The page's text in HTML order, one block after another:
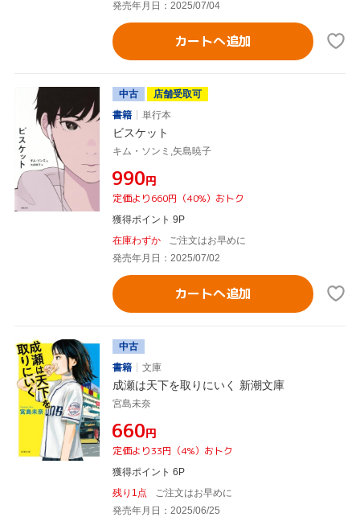
発売年月日：2025/07/04
カートへ追加
中古
店舗受取可
書籍
単行本
ビスケット
キム・ソンミ,矢島暁子
¥990円
定価より660円（40%）おトク
獲得ポイント 9P
在庫わずか
ご注文はお早めに
発売年月日：2025/07/02
カートへ追加
中古
書籍
文庫
成瀬は天下を取りにいく 新潮文庫
宮島未奈
¥660円
定価より33円（4%）おトク
獲得ポイント 6P
残り1点
ご注文はお早めに
発売年月日：2025/06/25